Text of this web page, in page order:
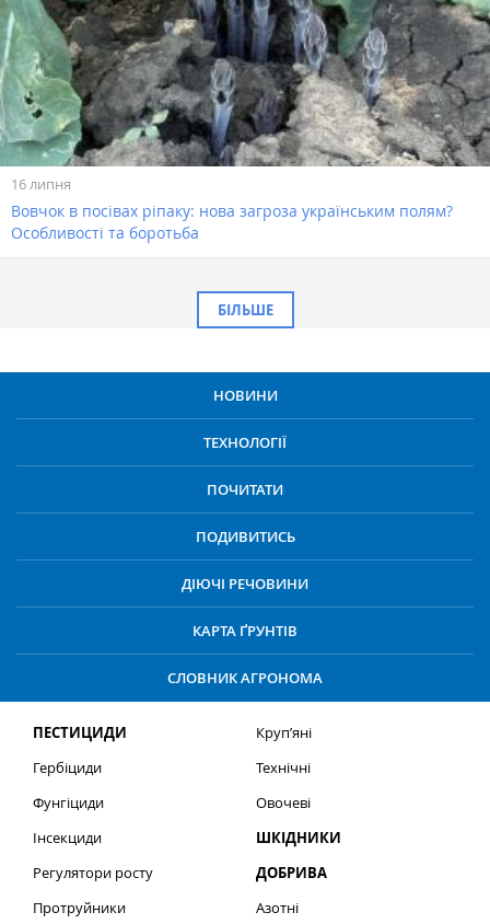
16 липня
Вовчок в посівах ріпаку: нова загроза українським полям?
Особливості та боротьба
БІЛЬШЕ
НОВИНИ
ТЕХНОЛОГІЇ
ПОЧИТАТИ
ПОДИВИТИСЬ
ДІЮЧІ РЕЧОВИНИ
КАРТА ҐРУНТІВ
СЛОВНИК АГРОНОМА
ПЕСТИЦИДИ
Гербіциди
Фунгіциди
Інсекциди
Регулятори росту
Протруйники
Круп’яні
Технічні
Овочеві
ШКІДНИКИ
ДОБРИВА
Азотні